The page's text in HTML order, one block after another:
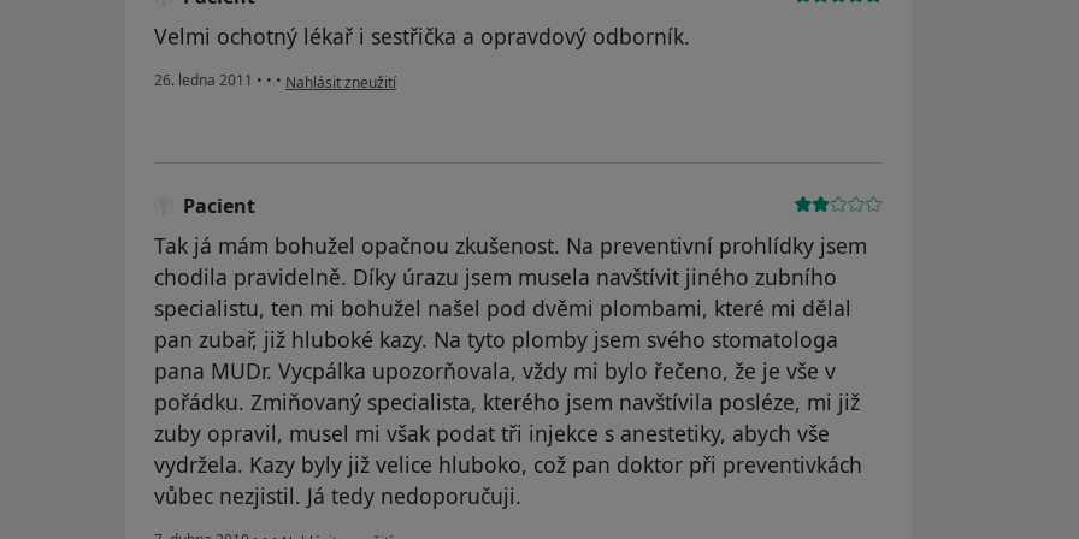
Velmi ochotný lékař i sestřička a opravdový odborník.
26. ledna 2011 • • • podle názoru uživatele Pacient
Nahlásit zneužití
Pacient
Tak já mám bohužel opačnou zkušenost. Na preventivní prohlídky jsem
chodila pravidelně. Díky úrazu jsem musela navštívit jiného zubního
specialistu, ten mi bohužel našel pod dvěmi plombami, které mi dělal
pan zubař, již hluboké kazy. Na tyto plomby jsem svého stomatologa
pana MUDr. Vycpálka upozorňovala, vždy mi bylo řečeno, že je vše v
pořádku. Zmiňovaný specialista, kterého jsem navštívila posléze, mi již
zuby opravil, musel mi však podat tři injekce s anestetiky, abych vše
vydržela. Kazy byly již velice hluboko, což pan doktor při preventivkách
vůbec nezjistil. Já tedy nedoporučuji.
podle názoru uživatele Pacient